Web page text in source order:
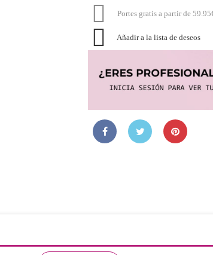
 Portes gratis a partir de
 Añadir a la lista de deseos